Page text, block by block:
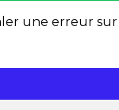
une erreur